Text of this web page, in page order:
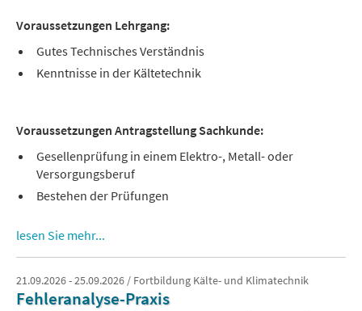
Voraussetzungen Lehrgang:
Gutes Technisches Verständnis
Kenntnisse in der Kältetechnik
Voraussetzungen Antragstellung Sachkunde:
Gesellenprüfung in einem Elektro-, Metall- oder
Versorgungsberuf
Bestehen der Prüfungen
lesen Sie mehr...
21.09.2026 - 25.09.2026 / Fortbildung Kälte- und Klimatechnik
Fehleranalyse-Praxis